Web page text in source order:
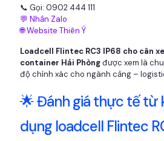
📞 Gọi: 0902 444 111
💬 Nhắn Zalo
🌐 Website Thiên Ý
Loadcell Flintec RC3 IP68 cho cân
container Hải Phòngđược xem là
độ chính xác cho ngành cảng –
🌟 Đánh giá thực tế từ
dụng loadcell Flintec